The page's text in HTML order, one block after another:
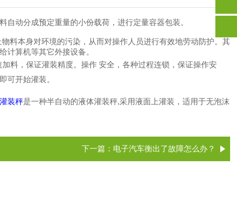
动分成预定重量的小份载荷，进行定量容器包装。
料本身对环境的污染，从而对操作人员进行有效地劳动防护。其
计算机等其它外接设备。
料，保证灌装精度。操作 安全，各种过程连锁，保证操作安
可开始灌装。
装秤是一种半自动的液体灌装秤,采用液面上灌装，适用于无泡沫
下一篇： 电子汽车衡出了故障怎么办？